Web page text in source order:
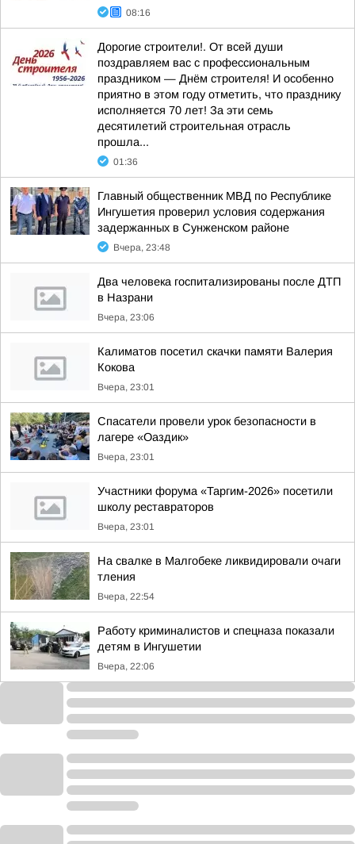
08:16
Дорогие строители!. От всей души
поздравляем вас с профессиональным
праздником — Днём строителя! И особенно
приятно в этом году отметить, что празднику
исполняется 70 лет! За эти семь
десятилетий строительная отрасль
прошла...
01:36
Главный общественник МВД по Республике
Ингушетия проверил условия содержания
задержанных в Сунженском районе
Вчера, 23:48
Два человека госпитализированы после ДТП
в Назрани
Вчера, 23:06
Калиматов посетил скачки памяти Валерия
Кокова
Вчера, 23:01
Спасатели провели урок безопасности в
лагере «Оаздик»
Вчера, 23:01
Участники форума «Таргим-2026» посетили
школу реставраторов
Вчера, 23:01
На свалке в Малгобеке ликвидировали очаги
тления
Вчера, 22:54
Работу криминалистов и спецназа показали
детям в Ингушетии
Вчера, 22:06